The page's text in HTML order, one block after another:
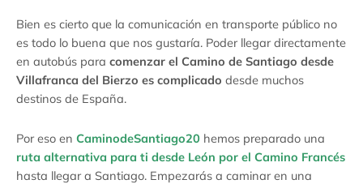
Bien es cierto que la comunicación en transporte público no
es todo lo buena que nos gustaría. Poder llegar directamente
en autobús para comenzar el Camino de Santiago desde
Villafranca del Bierzo es complicado desde muchos
destinos de España.
Por eso en CaminodeSantiago20 hemos preparado una
ruta alternativa para ti desde León por el Camino Francés
hasta llegar a Santiago. Empezarás a caminar en una